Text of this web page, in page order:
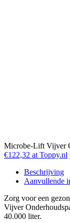
Microbe-Lift Vijver
€122,32 at Toppy.nl
Beschrijving
Aanvullende
Zorg voor een
Vijver
40.000 liter.